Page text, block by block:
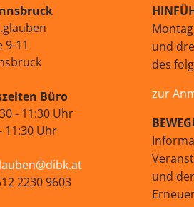
9-11
Büro
- 11:30 Uhr
11:30 Uhr
2230 9603
und
des
zur
und